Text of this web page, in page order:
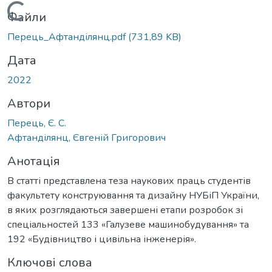
Вантажиться...
Файли
Перець_Афтанділянц.pdf(731,89 KB)
Дата
2022
Автори
Перець, Є. С.
Афтанділянц, Євгеній Григорович
Анотація
В статті представлена теза наукових праць студентів
факультету конструювання та дизайну НУБіП України,
в яких розглядаються завершені етапи розробок зі
спеціальностей 133 «Галузеве машинобудування» та
192 «Будівництво і цивільна інженерія».
Ключові слова